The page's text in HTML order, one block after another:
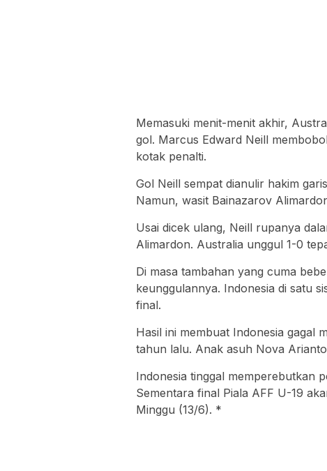
Memasuki menit-menit akhir,
gol. Marcus Edward Neill
kotak penalti.
Gol Neill sempat dianulir hakim
Namun, wasit Bainazarov
Usai dicek ulang, Neill rupanya
Alimardon. Australia unggul 1-0
Di masa tambahan yang cuma
keunggulannya. Indonesia di satu
final.
Hasil ini membuat Indonesia gagal
tahun lalu. Anak asuh Nova
Indonesia tinggal memperebutkan
Sementara final Piala AFF U-19
Minggu (13/6). *